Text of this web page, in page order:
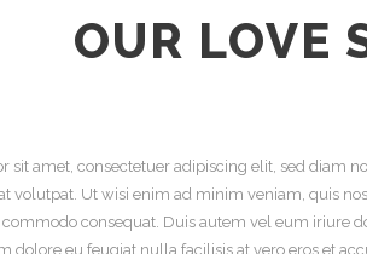
OUR LOVE
sit amet, consectetuer adipiscing elit, sed diam
volutpat. Ut wisi enim ad minim veniam, quis
commodo consequat. Duis autem vel eum iriure
dolore eu feugiat nulla facilisis at vero eros et